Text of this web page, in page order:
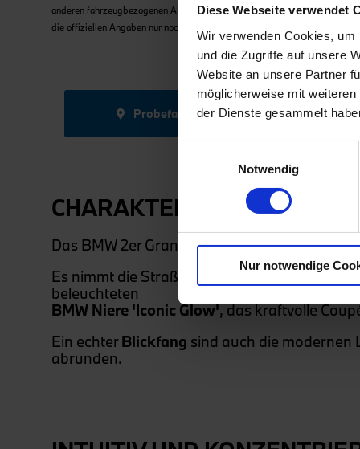
Diese Webseite verwendet
Wir verwenden Cookies,
und die Zugriffe auf unsere
Website an unsere Partner
möglicherweise mit
der Dienste gesammelt
Notwendig
Nur notwendige
anderen fahrzeugbezogenen Abgaben, die (auch) auf den CO2-Ausstoß
die offiziellen Angaben nur noch nach WLTP. Weitere Informationen zu
Probefahrt anfragen
CHARAKTERSTARK UND
Das BMW 2er Gran Coupé zieht mit seinem
Es nimmt die Straße geradezu für sich ein –
beleuchteten
BMW Niere 'Iconic Glow', das kraftvolle
Ein echterBlickfang sind auch die modernen
abrunden.